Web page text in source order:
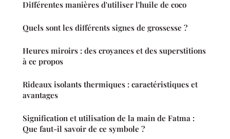
Différentes manières d'utiliser l'huile de coco
Quels sont les différents signes de grossesse ?
Heures miroirs : des croyances et des superstitions
à ce propos
Rideaux isolants thermiques : caractéristiques et
avantages
Signification et utilisation de la main de Fatma :
Que faut-il savoir de ce symbole ?